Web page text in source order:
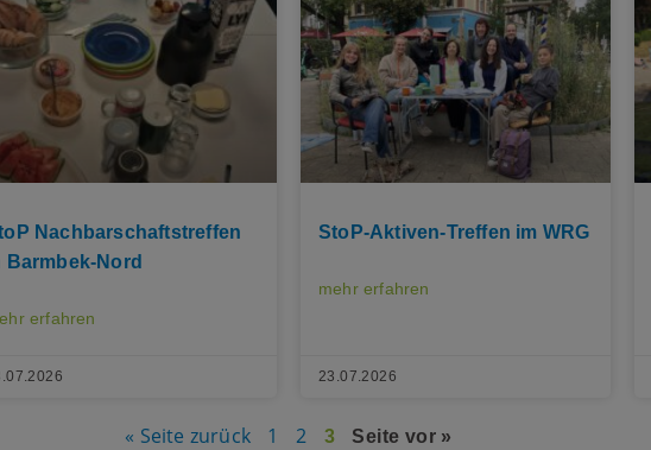
Nachbarschaftstreffen
Barmbek-Nord
erfahren
StoP-Aktiven-Treffen im WRG
mehr erfahren
23.07.2026
« Seite zurück 1 2 3 Seite vor »